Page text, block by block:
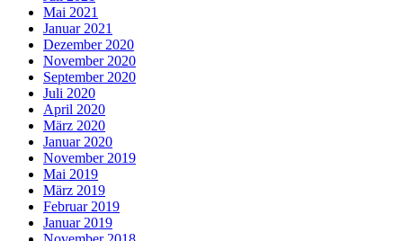
Mai 2021
Januar 2021
Dezember 2020
November 2020
September 2020
Juli 2020
April 2020
März 2020
Januar 2020
November 2019
Mai 2019
März 2019
Februar 2019
Januar 2019